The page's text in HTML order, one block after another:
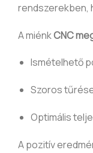
rendszerekben,
A miénkCNC
Ismételhető
Szoros
Optimális
A pozitív